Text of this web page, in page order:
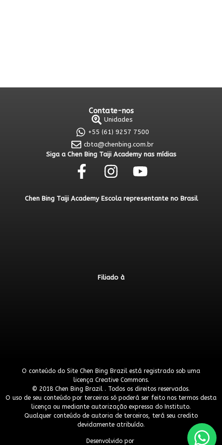
Contate-nos
Unidades
+55 (61) 9257 7500
cbta@chenbing.com.br
Siga a Chen Bing Taiji Academy nas mídias
Chen Bing Taiji Academy Escola representante no Brasil
Filiado à
O conteúdo do Site Chen Bing Brazil está registrado sob uma
licença Creative Commons.
© 2018 Chen Bing Brazil . Todos os direitos reservados.
O uso de seu conteúdo por terceiros só poderá ser feito nos termos desta
licença ou mediante autorização expressa do Instituto.
Qualquer conteúdo de autoria de terceiros, terá seu credito
devidamente atribuído.
Desenvolvido por